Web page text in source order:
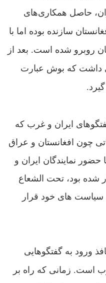
حاصل همکارى‌هاى
سازنده بوده اما با
روبرو شده است. بعد از
داشت که بوش عبارت
ایران و غرب که
چون افغانستان و عراق
حضور نمایندگان ایران و
شده بود، تحت الشعاع
سیاست های خود قرار
ورود به گفتگوهایی
است. زمانی که راه بر